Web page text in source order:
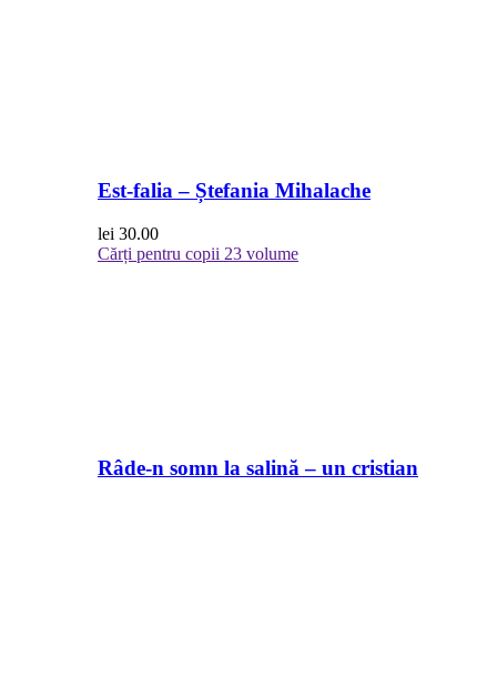
Est-falia – Ștefania Mihalache
lei 30.00
Cărți pentru copii 23 volume
Râde-n somn la salină – un cristian